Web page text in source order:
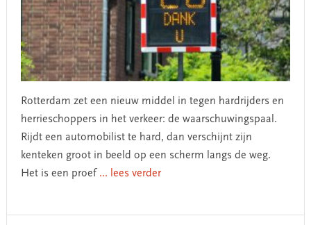
Rotterdam zet een nieuw middel in tegen hardrijders en
herrieschoppers in het verkeer: de waarschuwingspaal.
Rijdt een automobilist te hard, dan verschijnt zijn
kenteken groot in beeld op een scherm langs de weg.
Het is een proef ... lees verder